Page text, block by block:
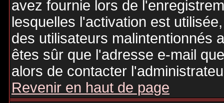
avez fournie lors de
lesquelles l'activation est
des utilisateurs malintentionnés
êtes sûr que l'adresse e-mail
alors de contacter
Revenir en haut de page